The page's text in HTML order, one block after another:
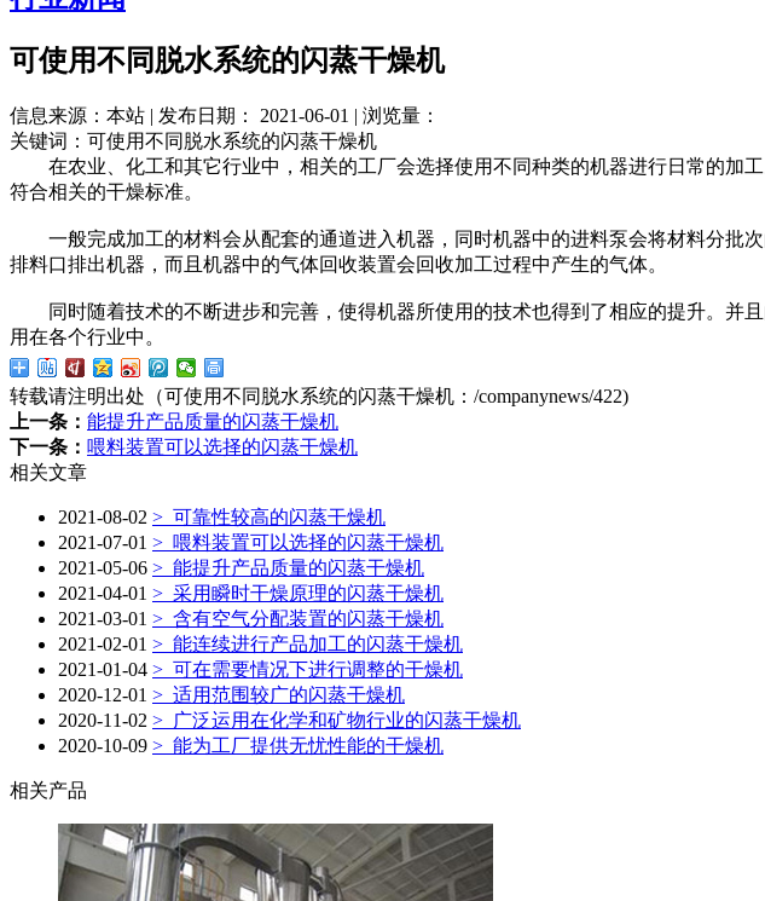
可使用不同脱水系统的闪蒸干燥机
信息来源：本站 | 发布日期： 2021-06-01 | 浏览量：
关键词：可使用不同脱水系统的闪蒸干燥机
在农业、化工和其它行业中，相关的工厂会选择使用不同种类的机器进行日常的加工
符合相关的干燥标准。
一般完成加工的材料会从配套的通道进入机器，同时机器中的进料泵会将材料分批
排料口排出机器，而且机器中的气体回收装置会回收加工过程中产生的气体。
同时随着技术的不断进步和完善，使得机器所使用的技术也得到了相应的提升。并
用在各个行业中。
转载请注明出处（可使用不同脱水系统的闪蒸干燥机： /companynews/422)
上一条： 能提升产品质量的闪蒸干燥机
下一条： 喂料装置可以选择的闪蒸干燥机
相关文章
2021-08-02 > 可靠性较高的闪蒸干燥机
2021-07-01 > 喂料装置可以选择的闪蒸干燥机
2021-05-06 > 能提升产品质量的闪蒸干燥机
2021-04-01 > 采用瞬时干燥原理的闪蒸干燥机
2021-03-01 > 含有空气分配装置的闪蒸干燥机
2021-02-01 > 能连续进行产品加工的闪蒸干燥机
2021-01-04 > 可在需要情况下进行调整的干燥机
2020-12-01 > 适用范围较广的闪蒸干燥机
2020-11-02 > 广泛运用在化学和矿物行业的闪蒸干燥机
2020-10-09 > 能为工厂提供无忧性能的干燥机
相关产品